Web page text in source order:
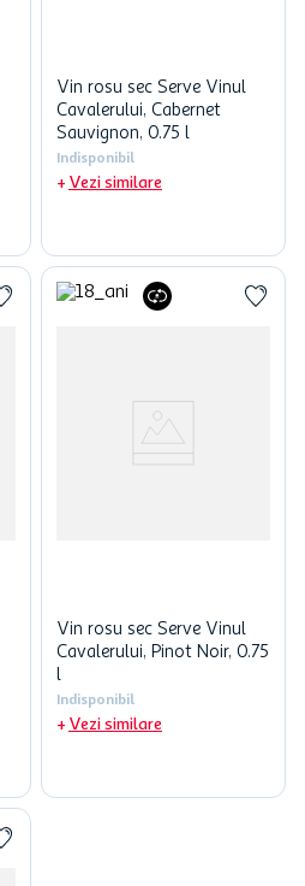
Vin rosu sec Serve Vinul
Cavalerului, Cabernet
Sauvignon, 0.75 l
Indisponibil
Vezi similare
Vin rosu sec Serve Vinul
Cavalerului, Pinot Noir, 0.75
l
Indisponibil
Vezi similare